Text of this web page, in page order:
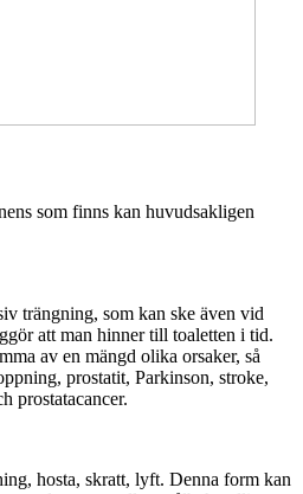
som finns kan huvudsakligen
trängning, som kan ske även vid
att man hinner till toaletten i tid.
av en mängd olika orsaker, så
prostatit, Parkinson, stroke,
prostatacancer.
hosta, skratt, lyft. Denna form kan